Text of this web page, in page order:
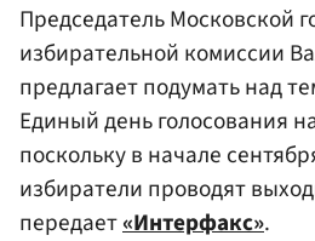
Председатель Московской
избирательной комиссии
предлагает подумать над
Единый день голосования
поскольку в начале
избиратели проводят
передает«Интерфакс».